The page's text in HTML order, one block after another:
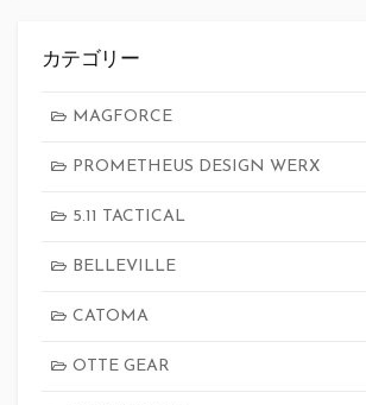
カテゴリー
MAGFORCE
PROMETHEUS DESIGN WERX
5.11 TACTICAL
BELLEVILLE
CATOMA
OTTE GEAR